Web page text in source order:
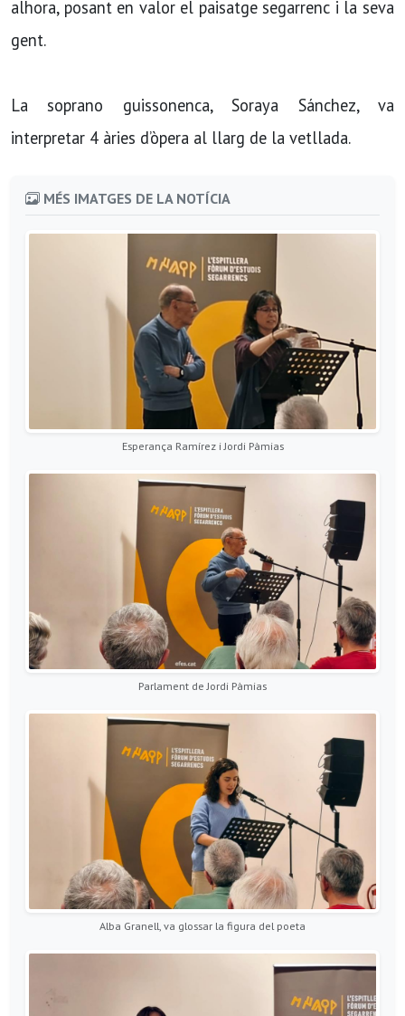
alhora, posant en valor el paisatge segarrenc i la seva
gent.
La soprano guissonenca, Soraya Sánchez, va
interpretar 4 àries d’òpera al llarg de la vetllada.
MÉS IMATGES DE LA NOTÍCIA
Esperança Ramírez i Jordi Pàmias
Parlament de Jordi Pàmias
Alba Granell, va glossar la figura del poeta